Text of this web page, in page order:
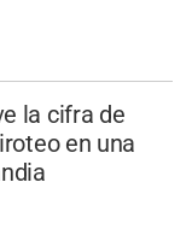
la cifra de
en una